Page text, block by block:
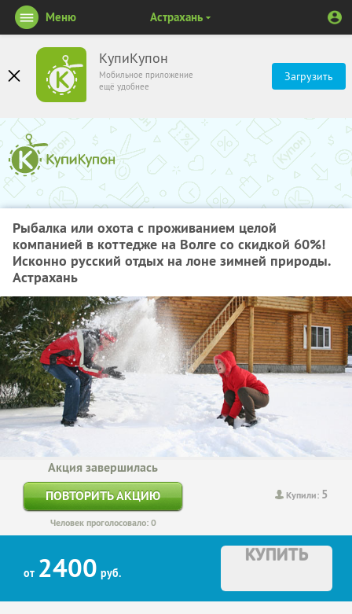
КупиКупон
Мобильное приложение
ещё удобнее
Загрузить
Меню Астрахань
Рыбалка или охота с проживанием целой
компанией в коттедже на Волге со скидкой 60%!
Исконно русский отдых на лоне зимней природы.
Астрахань
Купили: 5
Акция завершилась
ПОВТОРИТЬ АКЦИЮ
Человек проголосовало: 0
от 2400 руб.
КУПИТЬ